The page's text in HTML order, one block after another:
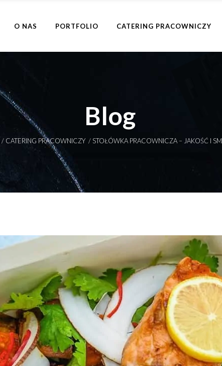
O NAS PORTFOLIO CATERING PRACOWNICZY
Blog
/ CATERING PRACOWNICZY / STOŁÓWKA PRACOWNICZA – JAKOŚĆ I